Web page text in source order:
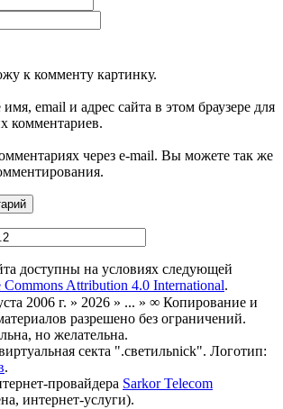
к комменту картинку.
email и адрес сайта в этом браузере для
комментариев.
через e-mail. Вы можете так же
доступны на условиях следующей
Commons Attribution 4.0 International.
2006 г. » 2026 » ... » ∞ Копирование и
разрешено без ограничений.
но желательна.
секта ".светильnick". Логотип:
.
провайдера Sarkor Telecom
интернет-услуги).